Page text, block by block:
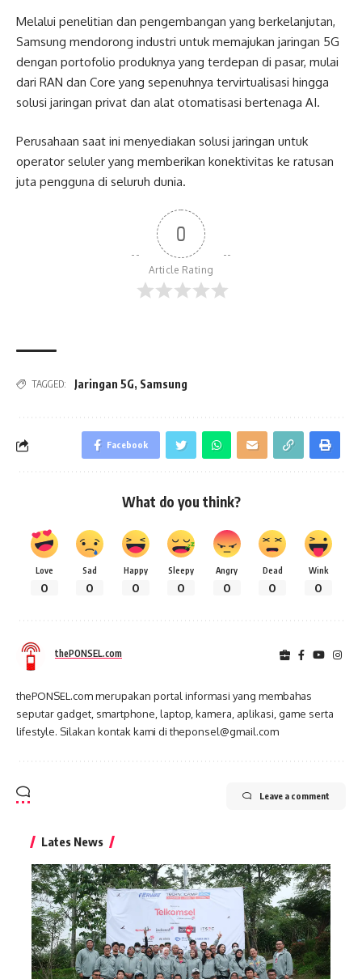
Melalui penelitian dan pengembangan yang berkelanjutan,
Samsung mendorong industri untuk memajukan jaringan 5G
dengan portofolio produknya yang terdepan di pasar, mulai
dari RAN dan Core yang sepenuhnya tervirtualisasi hingga
solusi jaringan privat dan alat otomatisasi bertenaga AI.
Perusahaan saat ini menyediakan solusi jaringan untuk
operator seluler yang memberikan konektivitas ke ratusan
juta pengguna di seluruh dunia.
0
Article Rating
TAGGED: Jaringan 5G, Samsung
Facebook
What do you think?
Love
0
Sad
0
Happy
0
Sleepy
0
Angry
0
Dead
0
Wink
0
thePONSEL.com
thePONSEL.com merupakan portal informasi yang membahas
seputar gadget, smartphone, laptop, kamera, aplikasi, game serta
lifestyle. Silakan kontak kami di theponsel@gmail.com
Leave a comment
Lates News